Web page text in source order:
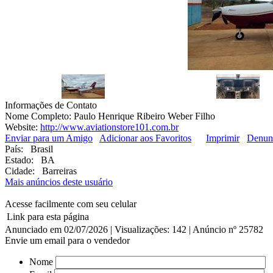
Informações de Contato
Nome Completo: Paulo Henrique Ribeiro Weber Filho
Website: http://www.aviationstore101.com.br
Enviar para um Amigo
Adicionar aos Favoritos Imprimir
País: Brasil
Estado: BA
Cidade: Barreiras
Mais anúncios deste usuário
Acesse facilmente com seu celular
Link para esta página
Anunciado em 02/07/2026 | Visualizações: 142 | Anúncio nº 25782
Envie um email para o vendedor
Nome